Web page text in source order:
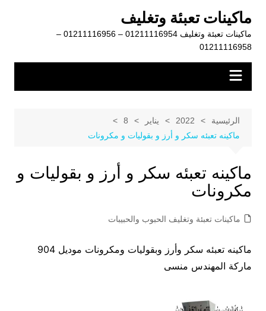
المحتوى
ماكينات تعبئة وتغليف
ماكينات تعبئة وتغليف 01211116954 – 01211116956 –
01211116958
الرئيسية 2022 يناير
8
ماكينه تعبئه سكر و أرز و بقوليات و مكرونات
ماكينه تعبئه سكر و أرز و بقوليات و
مكرونات
ماكينات تعبئة وتغليف الحبوب والحبيبات
ماكينه تعبئه سكر وأرز وبقوليات ومكرونات موديل 904
ماركة المهندس منسى